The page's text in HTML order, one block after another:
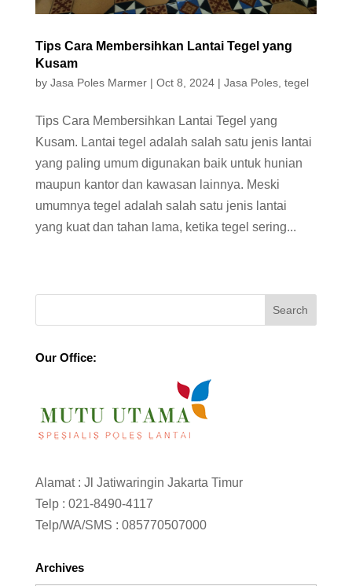
Tips Cara Membersihkan Lantai Tegel yang
Kusam
by Jasa Poles Marmer| Oct 8, 2024| Jasa Poles, tegel
Tips Cara Membersihkan Lantai Tegel yang
Kusam. Lantai tegel adalah salah satu jenis lantai
yang paling umum digunakan baik untuk hunian
maupun kantor dan kawasan lainnya. Meski
umumnya tegel adalah salah satu jenis lantai
yang kuat dan tahan lama, ketika tegel sering...
Our Office:
Alamat : Jl Jatiwaringin Jakarta Timur
Telp : 021-8490-4117
Telp/WA/SMS : 085770507000
Archives